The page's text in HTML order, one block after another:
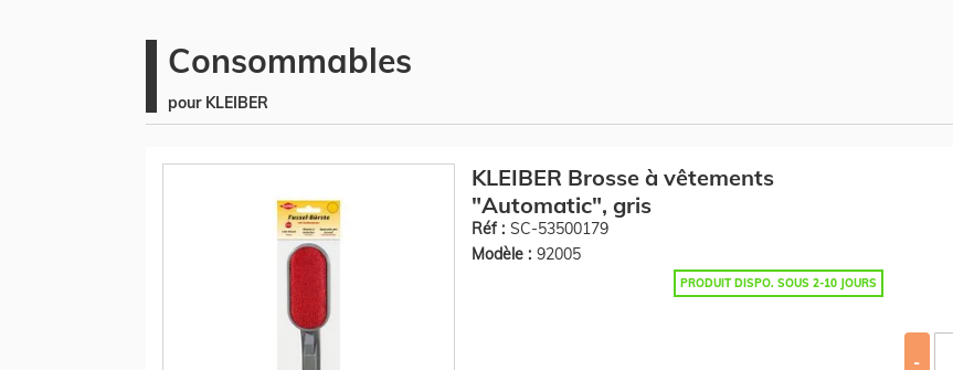
Consommables
pour KLEIBER
KLEIBER Brosse à vêtements
"Automatic", gris
Réf : SC-53500179
Modèle : 92005
PRODUIT DISPO. SOUS 2-10 JOURS
-